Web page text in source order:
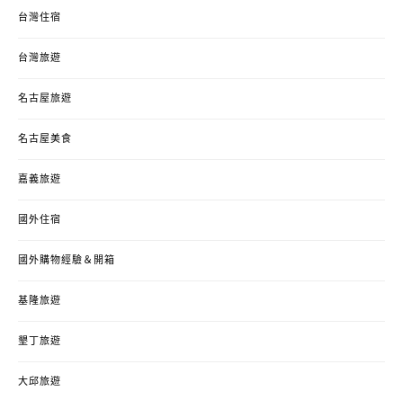
台灣住宿
台灣旅遊
名古屋旅遊
名古屋美食
嘉義旅遊
國外住宿
國外購物經驗＆開箱
基隆旅遊
墾丁旅遊
大邱旅遊